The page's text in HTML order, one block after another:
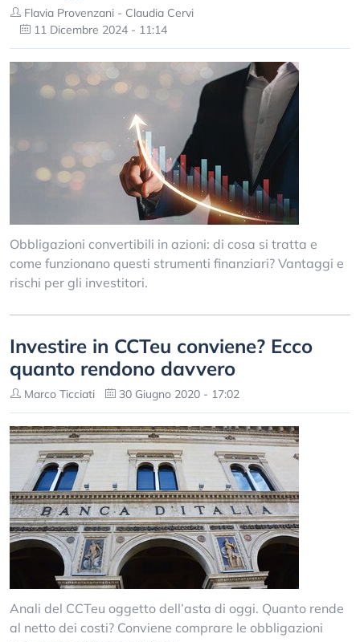
Flavia Provenzani - Claudia Cervi
11 Dicembre 2024 - 11:14
Obbligazioni convertibili in azioni: di cosa si tratta e
come funzionano questi strumenti finanziari? Vantaggi e
rischi per gli investitori.
Investire in CCTeu conviene? Ecco
quanto rendono davvero
Marco Ticciati 30 Giugno 2020 - 17:02
Anali del CCTeu oggetto dell’asta di oggi. Quanto rende
al netto dei costi? Conviene comprare le obbligazioni